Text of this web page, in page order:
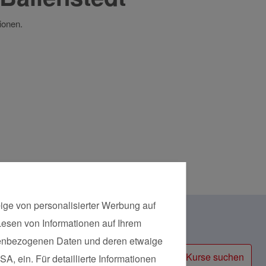
Kurse suchen
von personalisierter Werbung auf
von Informationen auf Ihrem
Daten und deren etwaige
ein. Für detaillierte Informationen